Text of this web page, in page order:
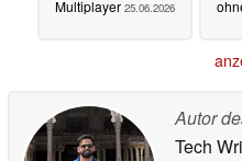
Multiplayer 25.06.2026
Autor
Tech